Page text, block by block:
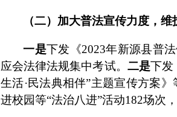
（二）加大普法宣传力度，维
一是下发《2023年新源县普
应会法律法规集中考试。 二是下发
生活·民法典相伴”主题宣传方案
进校园等“法治八进”活动182场次